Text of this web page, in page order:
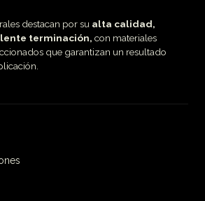
destacan por su alta calidad,
terminación, con materiales
que garantizan un resultado